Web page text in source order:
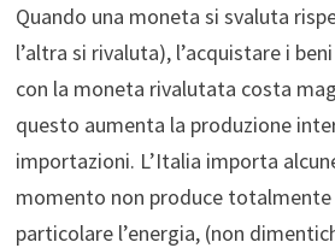
Quando una moneta si svaluta
l’altra si rivaluta), l’acquistare i
con la moneta rivalutata costa
questo aumenta la produzione
importazioni. L’Italia importa
momento non produce
particolare l’energia, (non